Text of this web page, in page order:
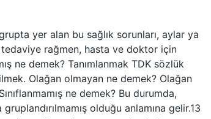
yer alan bu sağlık sorunları, aylar ya
rağmen, hasta ve doktor için
ne demek? Tanımlanmak TDK sözlük
Olağan olmayan ne demek? Olağan
ne demek? Bu durumda,
olduğu anlamına gelir.13